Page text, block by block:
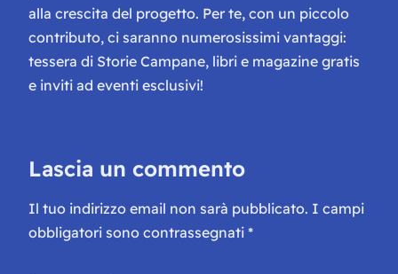
alla crescita del progetto. Per te, con un piccolo
contributo, ci saranno numerosissimi vantaggi:
tessera di Storie Campane, libri e magazine gratis
e inviti ad eventi esclusivi!
Lascia un commento
Il tuo indirizzo email non sarà pubblicato. I campi
obbligatori sono contrassegnati *